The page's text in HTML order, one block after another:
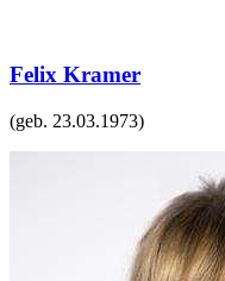
Felix Kramer
(geb. 23.03.1973)